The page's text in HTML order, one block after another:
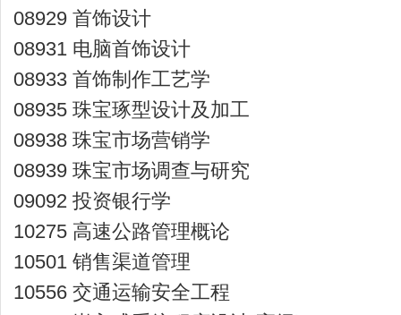
08929 首饰设计
08931 电脑首饰设计
08933 首饰制作工艺学
08935 珠宝琢型设计及加工
08938 珠宝市场营销学
08939 珠宝市场调查与研究
09092 投资银行学
10275 高速公路管理概论
10501 销售渠道管理
10556 交通运输安全工程